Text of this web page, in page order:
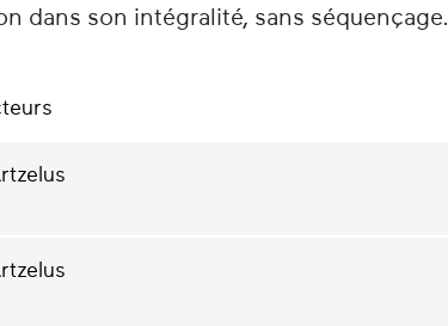
dans son intégralité, sans séquençage.